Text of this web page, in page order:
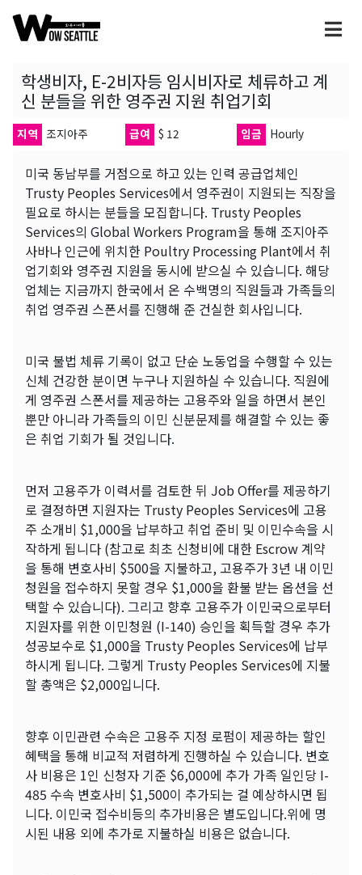
학생비자, E-2비자등 임시비자로 체류하고 계
신 분들을 위한 영주권 지원 취업기회
지역 조지아주 급여 $ 12 임금 Hourly
미국 동남부를 거점으로 하고 있는 인력 공급업체인
Trusty Peoples Services에서 영주권이 지원되는 직장을
필요로 하시는 분들을 모집합니다. Trusty Peoples
Services의 Global Workers Program을 통해 조지아주
사바나 인근에 위치한 Poultry Processing Plant에서 취
업기회와 영주권 지원을 동시에 받으실 수 있습니다. 해당
업체는 지금까지 한국에서 온 수백명의 직원들과 가족들의
취업 영주권 스폰서를 진행해 준 건실한 회사입니다.
미국 불법 체류 기록이 없고 단순 노동업을 수행할 수 있는
신체 건강한 분이면 누구나 지원하실 수 있습니다. 직원에
게 영주권 스폰서를 제공하는 고용주와 일을 하면서 본인
뿐만 아니라 가족들의 이민 신분문제를 해결할 수 있는 좋
은 취업 기회가 될 것입니다.
먼저 고용주가 이력서를 검토한 뒤 Job Offer를 제공하기
로 결정하면 지원자는 Trusty Peoples Services에 고용
주 소개비 $1,000을 납부하고 취업 준비 및 이민수속을 시
작하게 됩니다 (참고로 최초 신청비에 대한 Escrow 계약
을 통해 변호사비 $500을 지불하고, 고용주가 3년 내 이민
청원을 접수하지 못할 경우 $1,000을 환불 받는 옵션을 선
택할 수 있습니다). 그리고 향후 고용주가 이민국으로부터
지원자를 위한 이민청원 (I-140) 승인을 획득할 경우 추가
성공보수로 $1,000을 Trusty Peoples Services에 납부
하시게 됩니다. 그렇게 Trusty Peoples Services에 지불
할 총액은 $2,000입니다.
향후 이민관련 수속은 고용주 지정 로펌이 제공하는 할인
혜택을 통해 비교적 저렴하게 진행하실 수 있습니다. 변호
사 비용은 1인 신청자 기준 $6,000에 추가 가족 일인당 I-
485 수속 변호사비 $1,500이 추가되는 걸 예상하시면 됩
니다. 이민국 접수비등의 추가비용은 별도입니다.위에 명
시된 내용 외에 추가로 지불하실 비용은 없습니다.